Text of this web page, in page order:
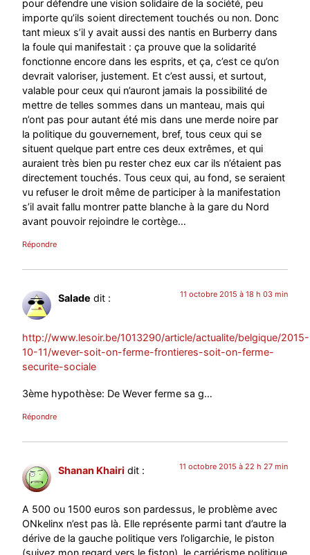
pour défendre une vision solidaire de la société, peu
importe qu’ils soient directement touchés ou non. Donc
tant mieux s’il y avait aussi des nantis en Burberry dans
la foule qui manifestait : ça prouve que la solidarité
fonctionne encore dans les esprits, et ça, c’est ce qu’on
devrait valoriser, justement. Et c’est aussi, et surtout,
valable pour ceux qui n’auront jamais la possibilité de
mettre de telles sommes dans un manteau, mais qui
n’ont pas pour autant été mis dans une merde noire par
la politique du gouvernement, bref, tous ceux qui se
situent quelque part entre ces deux extrêmes, et qui
auraient très bien pu rester chez eux car ils n’étaient pas
directement touchés. Tous ceux qui, au fond, se seraient
vu refuser le droit même de participer à la manifestation
s’il avait fallu montrer patte blanche à la gare du Nord
avant pouvoir rejoindre le cortège…
Répondre
Salade dit : 11 octobre 2015 à 18 h 03 min
http://www.lesoir.be/1013290/article/actualite/belgique/2015-
10-11/wever-soit-on-ferme-frontieres-soit-on-ferme-
securite-sociale
3ème hypothèse: De Wever ferme sa g…
Répondre
Shanan Khairi dit : 11 octobre 2015 à 22 h 27 min
A 500 ou 1500 euros son pardessus, le problème avec
ONkelinx n’est pas là. Elle représente parmi tant d’autre la
dérive de la gauche politique vers l’oligarchie, le piston